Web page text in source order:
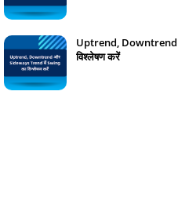
Uptrend, Downtrend
विश्लेषण करें
January 23, 2024